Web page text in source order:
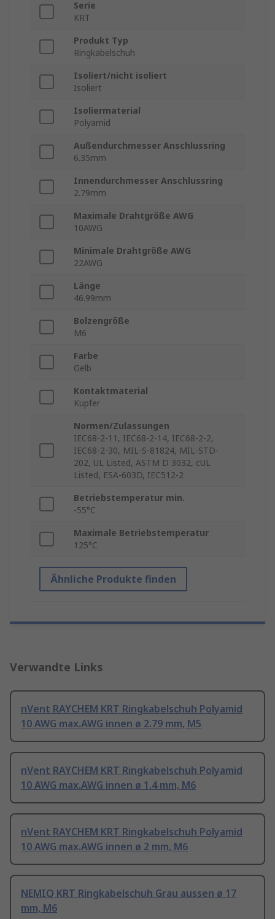
Serie
KRT
Produkt Typ
Ringkabelschuh
Isoliert/nicht isoliert
Isoliert
Isoliermaterial
Polyamid
Außendurchmesser Anschlussring
6.35mm
Innendurchmesser Anschlussring
2.79mm
Maximale Drahtgröße AWG
10AWG
Minimale Drahtgröße AWG
22AWG
Länge
46.99mm
Bolzengröße
M6
Farbe
Gelb
Kontaktmaterial
Kupfer
Normen/Zulassungen
IEC68-2-11, IEC68-2-14, IEC68-2-2,
IEC68-2-30, MIL-S-81824, MIL-STD-
202, UL Listed, ASTM D 3032, cUL
Listed, ESA-603D, IEC512-2
Betriebstemperatur min.
-55°C
Maximale Betriebstemperatur
125°C
Ähnliche Produkte finden
Verwandte Links
nVent RAYCHEM KRT Ringkabelschuh Polyamid
10 AWG max.AWG innen ø 2.79 mm, M5
nVent RAYCHEM KRT Ringkabelschuh Polyamid
10 AWG max.AWG innen ø 1.4 mm, M6
nVent RAYCHEM KRT Ringkabelschuh Polyamid
10 AWG max.AWG innen ø 2 mm, M6
NEMIQ KRT Ringkabelschuh Grau aussen ø 17
mm, M6